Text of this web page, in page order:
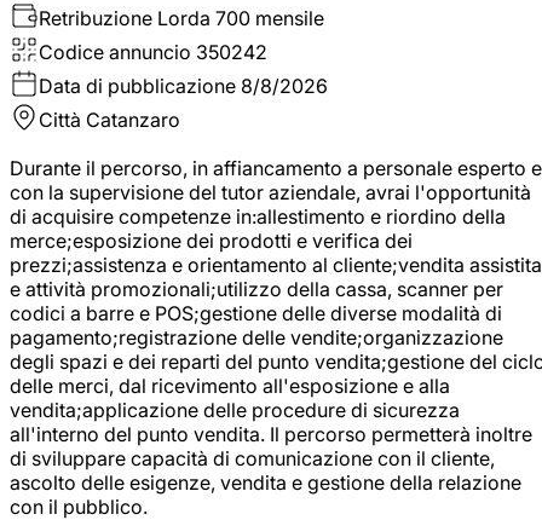
Retribuzione Lorda 700 mensile
Codice annuncio 350242
Data di pubblicazione 8/8/2026
Città Catanzaro
Durante il percorso, in affiancamento a personale esperto e
con la supervisione del tutor aziendale, avrai l'opportunità
di acquisire competenze in:allestimento e riordino della
merce;esposizione dei prodotti e verifica dei
prezzi;assistenza e orientamento al cliente;vendita assistita
e attività promozionali;utilizzo della cassa, scanner per
codici a barre e POS;gestione delle diverse modalità di
pagamento;registrazione delle vendite;organizzazione
degli spazi e dei reparti del punto vendita;gestione del
delle merci, dal ricevimento all'esposizione e alla
vendita;applicazione delle procedure di sicurezza
all'interno del punto vendita. Il percorso permetterà inoltre
di sviluppare capacità di comunicazione con il cliente,
ascolto delle esigenze, vendita e gestione della relazione
con il pubblico.